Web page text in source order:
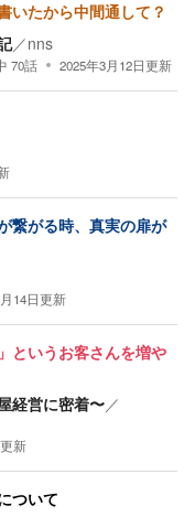
いたから中間通して？
／nns
70話 2025年3月12日更新
繋がる時、真実の扉が
14日更新
というお客さんを増や
経営に密着〜／
更新
ついて